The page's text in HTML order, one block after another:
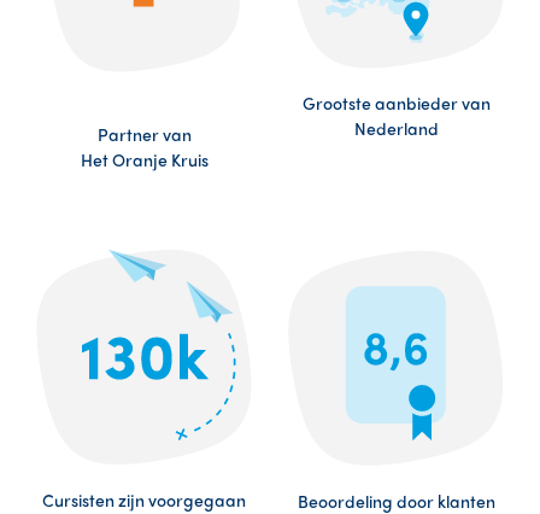
Partner van
Het Oranje Kruis
Grootste aanbieder van
Nederland
Cursisten zijn voorgegaan Beoordeling door klanten